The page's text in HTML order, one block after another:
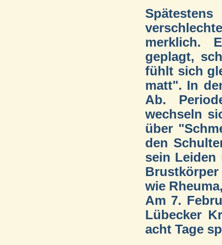
merklich.
geplagt,
fühlt sich
matt". In
Ab.
wechseln
über
den
sein Leiden
wie
Am 7.
Lübecker
acht Tage